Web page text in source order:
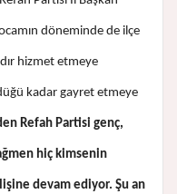
döneminde de ilçe
hizmet etmeye
kadar gayret etmeye
Refah Partisi genç,
hiç kimsenin
devam ediyor. Şu an